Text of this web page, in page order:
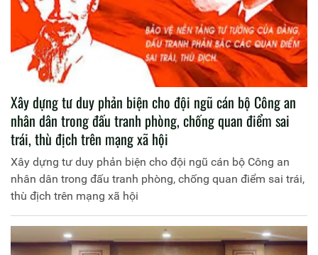
Xây dựng tư duy phản biện cho đội ngũ cán bộ Công an
nhân dân trong đấu tranh phòng, chống quan điểm sai
trái, thù địch trên mạng xã hội
Xây dựng tư duy phản biện cho đội ngũ cán bộ Công an
nhân dân trong đấu tranh phòng, chống quan điểm sai trái,
thù địch trên mạng xã hội